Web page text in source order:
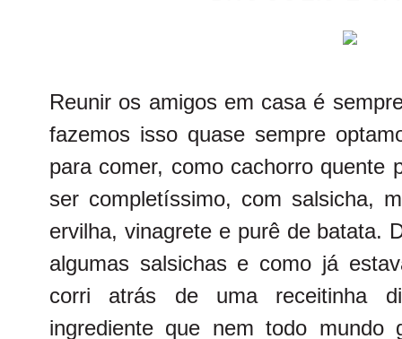
Reunir os amigos em casa é
fazemos isso quase sempre
para comer, como cachorro quente
ser completíssimo, com salsicha,
ervilha, vinagrete e purê de batata.
algumas salsichas e como já
corri atrás de uma receitinha
ingrediente que nem todo